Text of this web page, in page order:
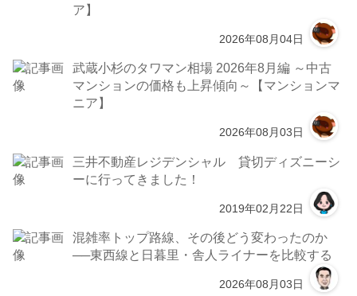
ア】
2026年08月04日
武蔵小杉のタワマン相場 2026年8月編 ～中古
マンションの価格も上昇傾向～【マンションマ
ニア】
2026年08月03日
三井不動産レジデンシャル 貸切ディズニーシ
ーに行ってきました！
2019年02月22日
混雑率トップ路線、その後どう変わったのか
──東西線と日暮里・舎人ライナーを比較する
2026年08月03日